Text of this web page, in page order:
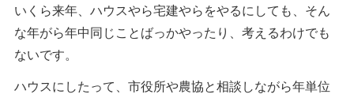
いくら来年、ハウスやら宅建やらをやるにしても、そん
な年がら年中同じことばっかやったり、考えるわけでも
ないです。
ハウスにしたって、市役所や農協と相談しながら年単位